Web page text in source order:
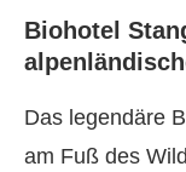
Biohotel
Das legendäre
am Fuß des